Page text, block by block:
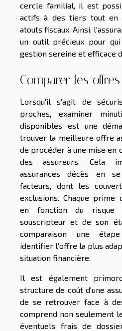
cercle familial, il est
actifs à des tiers tout en
atouts fiscaux. Ainsi,
un outil précieux pour
gestion sereine et efficace
Comparer les
Lorsqu'il s'agit de
proches, examiner
disponibles est une
trouver la meilleure offre
de procéder à une mise en
des assureurs. Cela
assurances décès en
facteurs, dont les
exclusions. Chaque prime
en fonction du risque
souscripteur et de son
comparaison une
identifier l'offre la plus
situation financière.
Il est également
structure de coût d'une
de se retrouver face à
comprend non seulement
éventuels frais de